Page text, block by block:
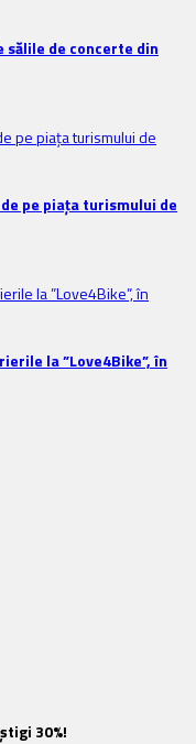
de concerte din
pe piața turismului de
la ”Love4Bike”, în
30%!